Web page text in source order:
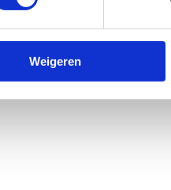
Weigeren
Wacht niet
leerlingen een
Bekijk de